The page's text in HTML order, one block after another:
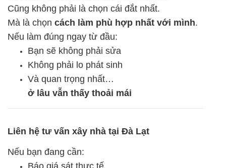
Cũng không phải là chọn cái đắt nhất.
Mà là chọn cách làm phù hợp nhất với mình.
Nếu làm đúng ngay từ đầu:
Bạn sẽ không phải sửa
Không phải lo phát sinh
Và quan trọng nhất…
ở lâu vẫn thấy thoải mái
Liên hệ tư vấn xây nhà tại Đà Lạt
Nếu bạn đang cần:
Báo giá sát thực tế